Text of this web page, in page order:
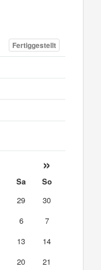
Fertiggestellt
»
Sa
So
29
30
6
7
13
14
20
21